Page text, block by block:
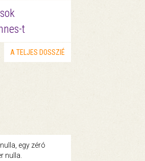
t
A TELJES DOSSZIÉ
egy zéró
nulla.